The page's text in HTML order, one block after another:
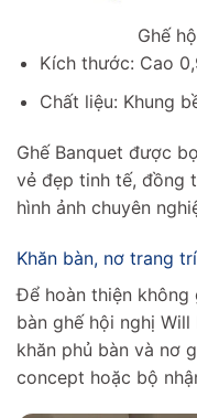
Ghế
Kích thước: Cao
Chất liệu: Khung
Ghế Banquet được
vẻ đẹp tinh tế, đồng
hình ảnh chuyên
Khăn bàn, nơ trang trí
Để hoàn thiện không
bàn ghế hội nghị
khăn phủ bàn và nơ
concept hoặc bộ